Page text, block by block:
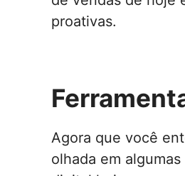
proativas.
Agora que você
olhada em